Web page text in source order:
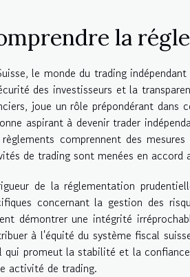
la
le monde du trading
des investisseurs et la
joue un rôle prépondérant
aspirant à devenir trader
règlements comprennent des
de trading sont menées en accord
de la réglementation
concernant la gestion des
démontrer une intégrité
à l'équité du système fiscal
qui promeut la stabilité et la
activité de trading.